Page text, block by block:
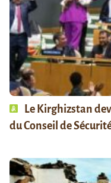
Le Kirghizstan
du Conseil de